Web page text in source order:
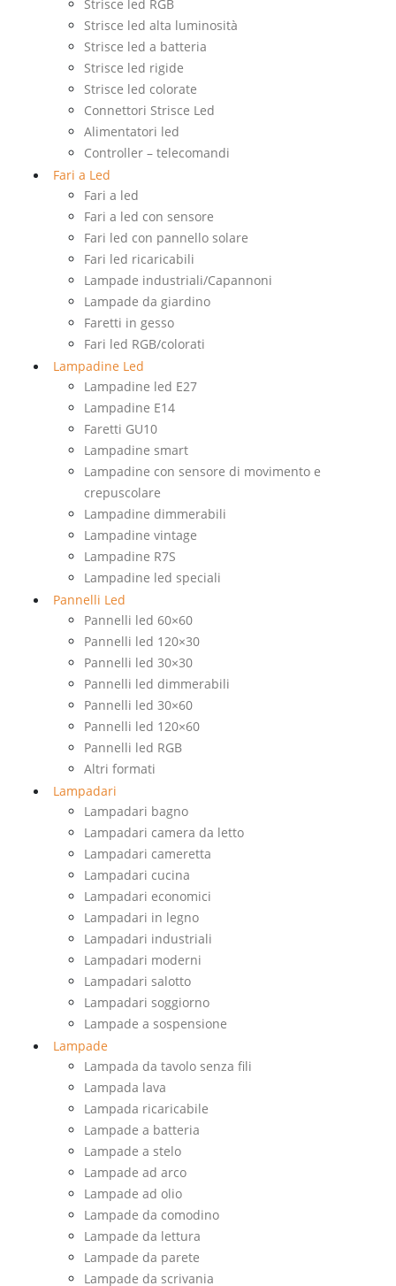
Strisce led RGB
Strisce led alta luminosità
Strisce led a batteria
Strisce led rigide
Strisce led colorate
Connettori Strisce Led
Alimentatori led
Controller – telecomandi
Fari a Led
Fari a led
Fari a led con sensore
Fari led con pannello solare
Fari led ricaricabili
Lampade industriali/Capannoni
Lampade da giardino
Faretti in gesso
Fari led RGB/colorati
Lampadine Led
Lampadine led E27
Lampadine E14
Faretti GU10
Lampadine smart
Lampadine con sensore di movimento e
crepuscolare
Lampadine dimmerabili
Lampadine vintage
Lampadine R7S
Lampadine led speciali
Pannelli Led
Pannelli led 60×60
Pannelli led 120×30
Pannelli led 30×30
Pannelli led dimmerabili
Pannelli led 30×60
Pannelli led 120×60
Pannelli led RGB
Altri formati
Lampadari
Lampadari bagno
Lampadari camera da letto
Lampadari cameretta
Lampadari cucina
Lampadari economici
Lampadari in legno
Lampadari industriali
Lampadari moderni
Lampadari salotto
Lampadari soggiorno
Lampade a sospensione
Lampade
Lampada da tavolo senza fili
Lampada lava
Lampada ricaricabile
Lampade a batteria
Lampade a stelo
Lampade ad arco
Lampade ad olio
Lampade da comodino
Lampade da lettura
Lampade da parete
Lampade da scrivania